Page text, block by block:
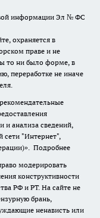
информации Эл № ФС
охраняется в
праве и не
то ни было форме, в
переработке не иначе
и анализа сведений,
сети "Интернет",
Подробнее
модерировать
конструктивности
РФ и РТ. На сайте не
брань,
ненависть или